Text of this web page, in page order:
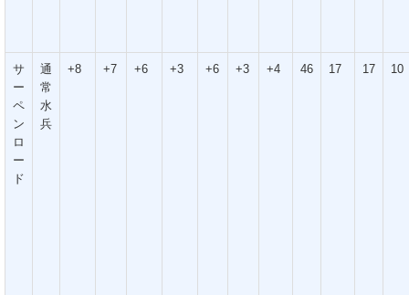
サ
ー
ペ
ン
ロ
ー
ド
通
常
水
兵
+8 +7 +6 +3 +6 +3 +4 46 17 17 10